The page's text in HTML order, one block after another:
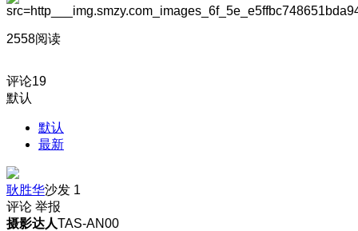
2558阅读
评论19
默认
默认
最新
耿胜华沙发 1
评论 举报
摄影达人TAS-AN00